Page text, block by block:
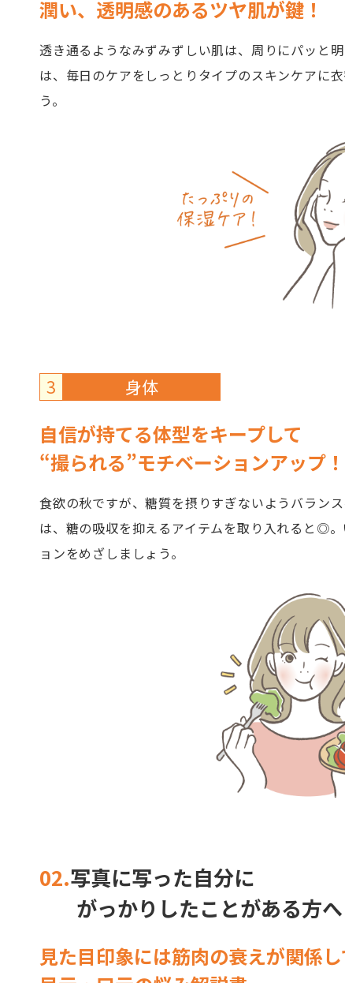
潤い、透明感のあるツヤ肌が鍵！
透き通るようなみずみずしい肌は、周りにパッと
は、毎日のケアをしっとりタイプのスキンケアに
う。
3 身体
自信が持てる体型をキープして
“撮られる”モチベーションアップ！
食欲の秋ですが、糖質を摂りすぎないようバラン
は、糖の吸収を抑えるアイテムを取り入れると◎
ョンをめざしましょう。
02.写真に写った自分に
がっかりしたことがある方へ
見た目印象には筋肉の衰えが関係